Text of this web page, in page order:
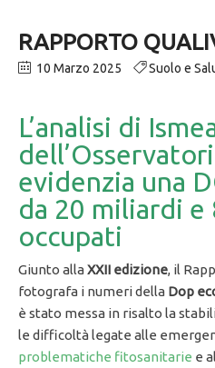
RAPPORTO
10 Marzo 2025 Suolo e
L’analisi di
evidenzia una
da 20 miliardi e
occupati
Giunto allaXXII edizione, il
fotografa i numeri della Dop
è stato messa in risalto la
le difficoltà legate alle
problematiche fitosanitarie e